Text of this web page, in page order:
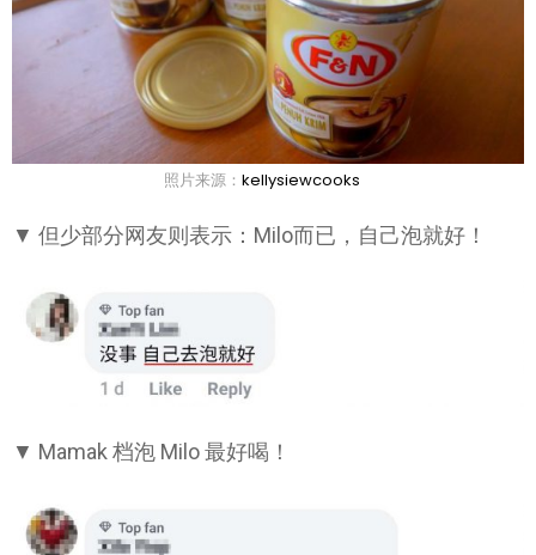
照片来源： kellysiewcooks
▼ 但少部分网友则表示：Milo而已，自己泡就好！
▼ Mamak 档泡 Milo 最好喝！